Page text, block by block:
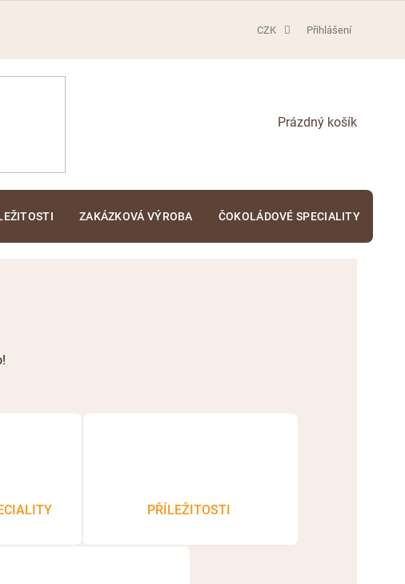
CZK Přihlášení
NÁKUPNÍ
ZAKÁZKOVÁ VÝROBA ČOKOLÁDOVÉ SPECIALITY
PŘÍLEŽITOSTI